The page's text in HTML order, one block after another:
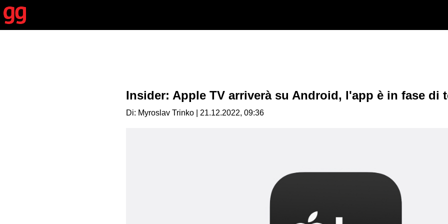
Insider: Apple TV arriverà su Android, l'app è in fase di
Di: Myroslav Trinko | 21.12.2022, 09:36